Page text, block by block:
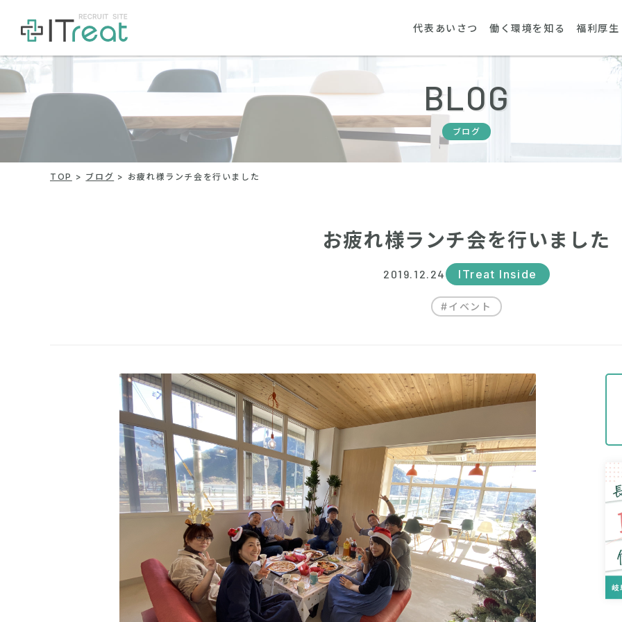
代表あいさつ 働く環境を知る 福利厚生
BLOG
ブログ
TOP ブログ お疲れ様ランチ会を行いました
お疲れ様ランチ会を行いました
2019.12.24 ITreat Inside
#イベント